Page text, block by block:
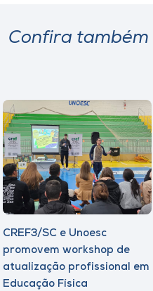
Confira também
CREF3/SC e Unoesc
promovem workshop de
atualização profissional em
Educação Física